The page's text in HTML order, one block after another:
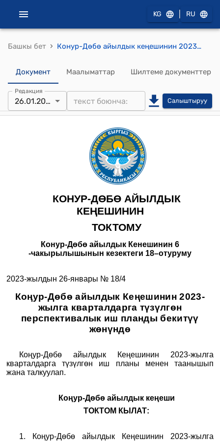
KG RU
Башкы бет › Конур-Дөбө айылдык кеңешинин 2023-жылдын 26-январы № 18/4 "Коңур-Дөбө айылдык Кеңешинин 2023-жылга кварталдарга түзүлгөн перспективалык иш планды бекитүү жөнүндө" токтому
Документ Маалыматтар Шилтеме документтер
Редакция
26.01.2023 Салыштыруу